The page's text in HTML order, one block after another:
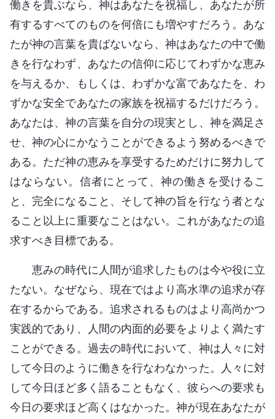
働きを貴ぶなら、神はあなたを祝福し、あなたが所
有するすべてのものを何倍にも増やすだろう。あな
たが神の言葉を貴ばないなら、神はあなたの中で働
きを行なわず、あなたの信仰に応じてわずかな恵み
を与えるか、もしくは、わずかな富であなたを、わ
ずかな安全であなたの家族を祝福するだけだろう。
あなたは、神の言葉を自分の現実とし、神を満足さ
せ、神の心にかなうことができるよう努めるべきで
ある。ただ神の恵みを享受するためだけに努力して
はならない。信者にとって、神の働きを受けるこ
と、完全になること、そして神の旨を行なう者とな
ること以上に重要なことはない。これがあなたの追
求すべき目標である。
恵みの時代に人間が追求したものは今や役に立
たない。なぜなら、現在ではより高水準の追求が存
在するからである。追求されるものはより高尚かつ
実践的であり、人間の内面的必要をよりよく満たす
ことができる。過去の時代において、神は人々に対
して今日のように働きを行なわなかった。人々に対
して今日ほど多く語ることもなく、彼らへの要求も
今日の要求ほど高くはなかった。神が現在あなたが